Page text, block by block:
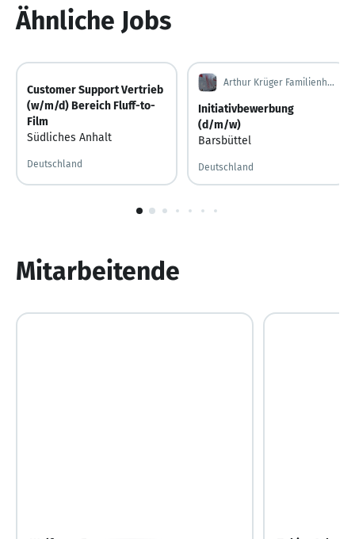
Ähnliche Jobs
Customer Support Vertrieb
(w/m/d) Bereich Fluff-to-
Film
Südliches Anhalt
Deutschland
Arthur Krüger Familienholding GmbH & Co. KG
Initiativbewerbung
(d/m/w)
Barsbüttel
Deutschland
1
Mitarbeitende